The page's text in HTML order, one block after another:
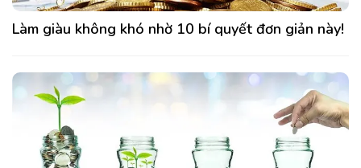
Làm giàu không khó nhờ 10 bí quyết đơn giản này!